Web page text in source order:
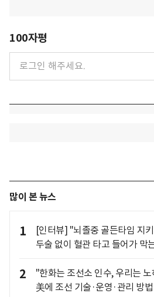
100자평
많이 본 뉴스
1
[인터뷰] "뇌졸중 골든타임 지
두술 없이 혈관 타고 들어가 막
2
"한화는 조선소 인수, 우리는
美에 조선 기술·운영·관리 방